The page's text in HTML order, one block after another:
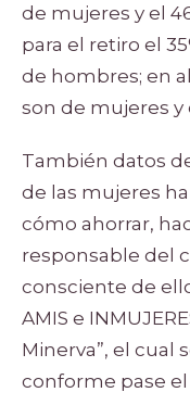
de mujeres y el
para el retiro el
de hombres; en
son de mujeres y
También datos
de las mujeres
cómo ahorrar,
responsable del
consciente de
AMIS e
Minerva”, el cual
conforme pase